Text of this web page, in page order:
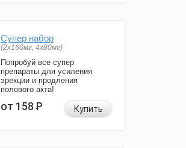
Супер набор
(2х160мг, 4х80мг)
Попробуй все супер
препараты для усиления
эрекции и продления
полового акта!
от 158Р Купить